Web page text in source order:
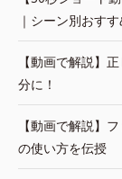
｜シーン別おす
【動画で解説】
分に！
【動画で解説】
の使い方を伝授